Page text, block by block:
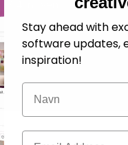
04. november 2025
Stay ahead with
software updates,
inspiration!
Navn
E-mail